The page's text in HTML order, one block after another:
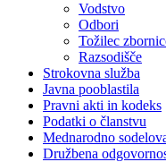
Vodstvo
Odbori
Tožilec
Razsodišče
Strokovna služba
Javna pooblastila
Pravni akti in kodeks
Podatki o članstvu
Mednarodno
Družbena